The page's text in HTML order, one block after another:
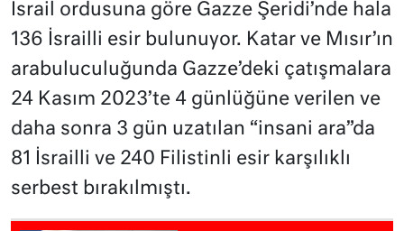
İsrail ordusuna göre Gazze Şeridi’nde hala
136 İsrailli esir bulunuyor. Katar ve Mısır’ın
arabuluculuğunda Gazze’deki çatışmalara
24 Kasım 2023’te 4 günlüğüne verilen ve
daha sonra 3 gün uzatılan “insani ara”da
81 İsrailli ve 240 Filistinli esir karşılıklı
serbest bırakılmıştı.